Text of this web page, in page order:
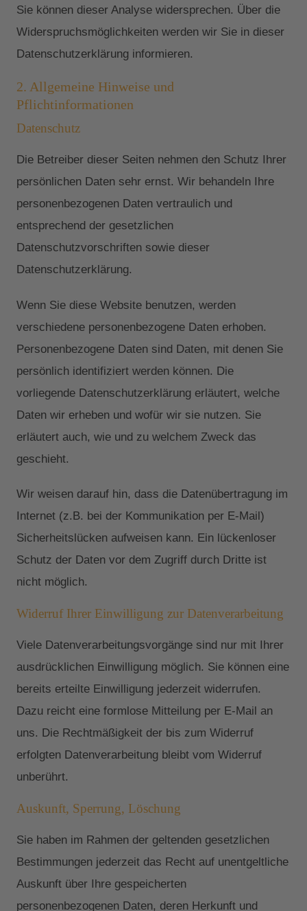
Sie können dieser Analyse widersprechen. Über die
Widerspruchsmöglichkeiten werden wir Sie in dieser
Datenschutzerklärung informieren.
2. Allgemeine Hinweise und
Pflichtinformationen
Datenschutz
Die Betreiber dieser Seiten nehmen den Schutz Ihrer
persönlichen Daten sehr ernst. Wir behandeln Ihre
personenbezogenen Daten vertraulich und
entsprechend der gesetzlichen
Datenschutzvorschriften sowie dieser
Datenschutzerklärung.
Wenn Sie diese Website benutzen, werden
verschiedene personenbezogene Daten erhoben.
Personenbezogene Daten sind Daten, mit denen Sie
persönlich identifiziert werden können. Die
vorliegende Datenschutzerklärung erläutert, welche
Daten wir erheben und wofür wir sie nutzen. Sie
erläutert auch, wie und zu welchem Zweck das
geschieht.
Wir weisen darauf hin, dass die Datenübertragung im
Internet (z.B. bei der Kommunikation per E-Mail)
Sicherheitslücken aufweisen kann. Ein lückenloser
Schutz der Daten vor dem Zugriff durch Dritte ist
nicht möglich.
Widerruf Ihrer Einwilligung zur Datenverarbeitung
Viele Datenverarbeitungsvorgänge sind nur mit Ihrer
ausdrücklichen Einwilligung möglich. Sie können eine
bereits erteilte Einwilligung jederzeit widerrufen.
Dazu reicht eine formlose Mitteilung per E-Mail an
uns. Die Rechtmäßigkeit der bis zum Widerruf
erfolgten Datenverarbeitung bleibt vom Widerruf
unberührt.
Auskunft, Sperrung, Löschung
Sie haben im Rahmen der geltenden gesetzlichen
Bestimmungen jederzeit das Recht auf unentgeltliche
Auskunft über Ihre gespeicherten
personenbezogenen Daten, deren Herkunft und